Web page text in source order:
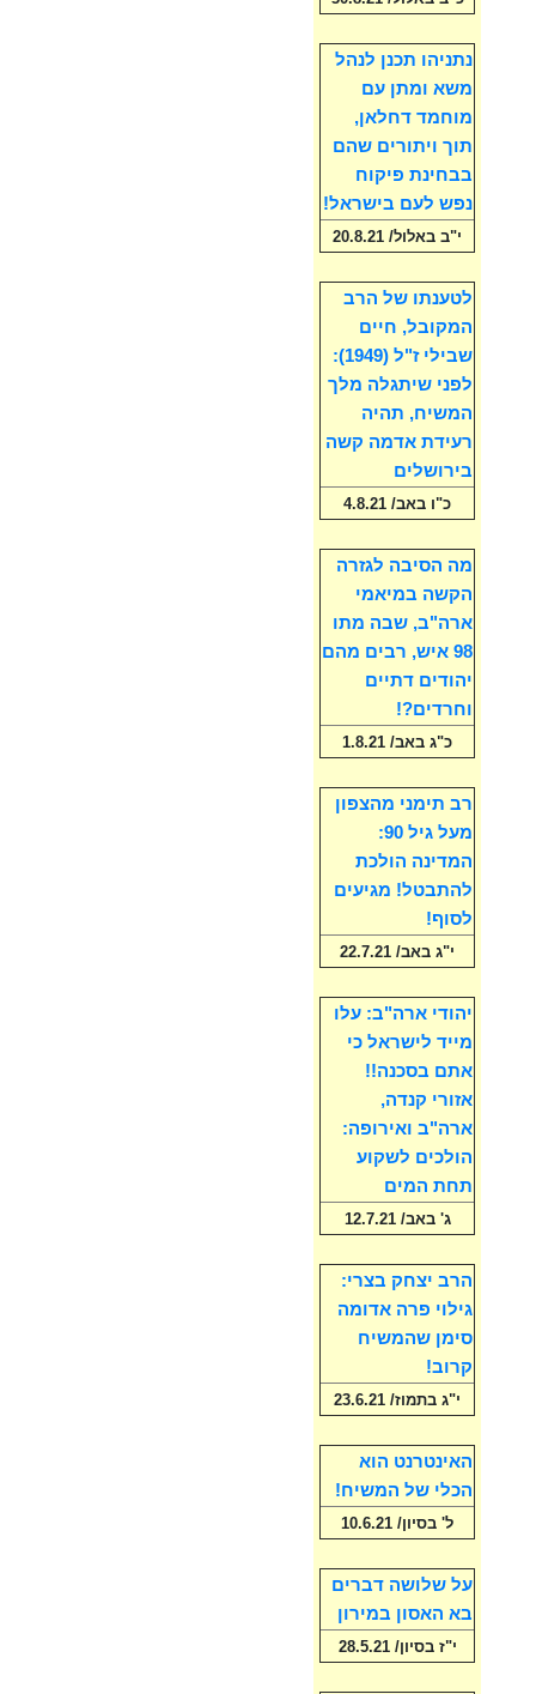
נתניהו תכנן לנהל
משא ומתן עם
מוחמד דחלאן,
תוך ויתורים שהם
בבחינת פיקוח
נפש לעם בישראל!
י"ב באלול/ 20.8.21
לטענתו של הרב
המקובל, חיים
שבילי ז"ל (1949):
לפני שיתגלה מלך
המשיח, תהיה
רעידת אדמה קשה
בירושלים
כ"ו באב/ 4.8.21
מה הסיבה לגזרה
הקשה במיאמי
ארה"ב, שבה מתו
98 איש, רבים מהם
יהודים דתיים
וחרדים?!
כ"ג באב/ 1.8.21
רב תימני מהצפון
מעל גיל 90:
המדינה הולכת
להתבטל! מגיעים
לסוף!
י"ג באב/ 22.7.21
יהודי ארה"ב: עלו
מייד לישראל כי
אתם בסכנה!!
אזורי קנדה,
ארה"ב ואירופה:
הולכים לשקוע
תחת המים
ג' באב/ 12.7.21
הרב יצחק בצרי:
גילוי פרה אדומה
סימן שהמשיח
קרוב!
י"ג בתמוז/ 23.6.21
האינטרנט הוא
הכלי של המשיח!
ל' בסיון/ 10.6.21
על שלושה דברים
בא האסון במירון
י"ז בסיון/ 28.5.21